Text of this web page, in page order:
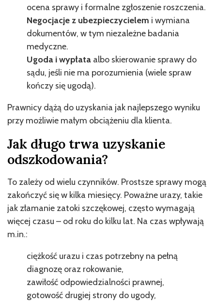
ocena sprawy i formalne zgłoszenie roszczenia.
Negocjacje z ubezpieczycielem i wymiana
dokumentów, w tym niezależne badania
medyczne.
Ugoda i wypłata albo skierowanie sprawy do
sądu, jeśli nie ma porozumienia (wiele spraw
kończy się ugodą).
Prawnicy dążą do uzyskania jak najlepszego wyniku
przy możliwie małym obciążeniu dla klienta.
Jak długo trwa uzyskanie
odszkodowania?
To zależy od wielu czynników. Prostsze sprawy mogą
zakończyć się w kilka miesięcy. Poważne urazy, takie
jak złamanie zatoki szczękowej, często wymagają
więcej czasu – od roku do kilku lat. Na czas wpływają
m.in.:
ciężkość urazu i czas potrzebny na pełną
diagnozę oraz rokowanie,
zawiłość odpowiedzialności prawnej,
gotowość drugiej strony do ugody,